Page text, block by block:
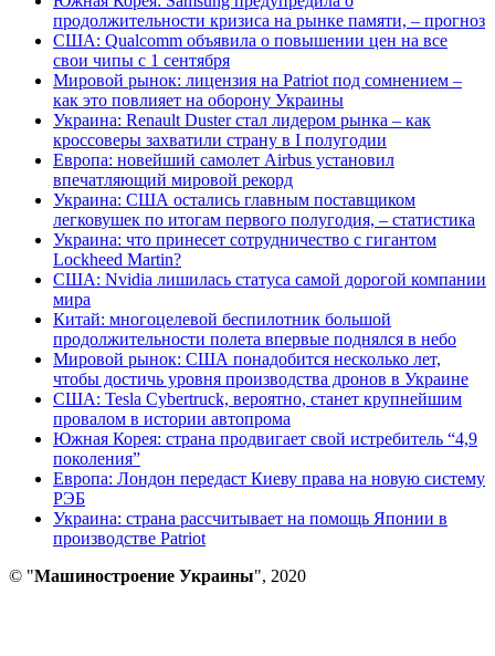
продолжительности кризиса на рынке памяти, – прогноз
США: Qualcomm объявила о повышении цен на все
свои чипы с 1 сентября
Мировой рынок: лицензия на Patriot под сомнением –
как это повлияет на оборону Украины
Украина: Renault Duster стал лидером рынка – как
кроссоверы захватили страну в I полугодии
Европа: новейший самолет Airbus установил
впечатляющий мировой рекорд
Украина: США остались главным поставщиком
легковушек по итогам первого полугодия, – статистика
Украина: что принесет сотрудничество с гигантом
Lockheed Martin?
США: Nvidia лишилась статуса самой дорогой компании
мира
Китай: многоцелевой беспилотник большой
продолжительности полета впервые поднялся в небо
Мировой рынок: США понадобится несколько лет,
чтобы достичь уровня производства дронов в Украине
США: Tesla Cybertruck, вероятно, станет крупнейшим
провалом в истории автопрома
Южная Корея: страна продвигает свой истребитель “4,9
поколения”
Европа: Лондон передаст Киеву права на новую систему
РЭБ
Украина: страна рассчитывает на помощь Японии в
производстве Patriot
© "Машиностроение Украины", 2020